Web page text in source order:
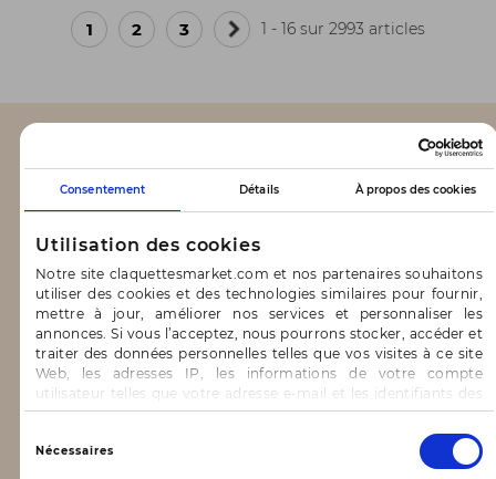
Consentement Détails À propos des cookies
Utilisation des cookies
Notre site claquettesmarket.com et nos partenaires souhaitons
utiliser des cookies et des technologies similaires pour fournir,
mettre à jour, améliorer nos services et personnaliser les
annonces. Si vous l’acceptez, nous pourrons stocker, accéder et
traiter des données personnelles telles que vos visites à ce site
Web, les adresses IP, les informations de votre compte
utilisateur telles que votre adresse e-mail et les identifiants des
cookies.
Vous avez le choix d’« Accepter » pour consentir à ces
utilisations, de « Refuser » pour vous y opposer ou
de sélectionner vos préférences concernant chaque catégorie
Nécessaires
1 2 3
Page
1 - 16 sur 2993 articles
CLAQUETTES MARKET
Notre concept
Blog
CONTACT & AIDE
FAQ
Nous contacter
INFORMATIONS